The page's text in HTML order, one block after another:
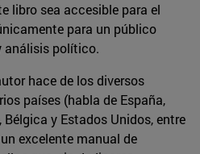
libro sea accesible para el
para un público
análisis político.
hace de los diversos
países (habla de España,
y Estados Unidos, entre
excelente manual de